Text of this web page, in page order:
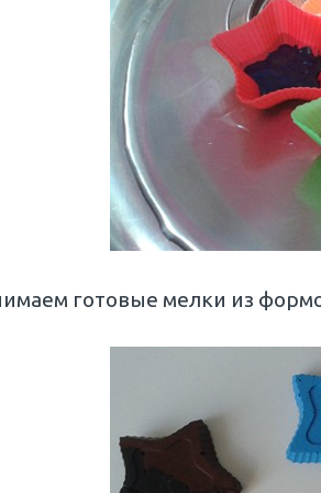
готовые мелки из